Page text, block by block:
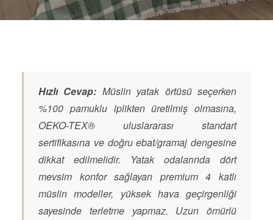
Hızlı Cevap: Müslin yatak örtüsü seçerken
%100 pamuklu iplikten üretilmiş olmasına,
OEKO-TEX® uluslararası standart
sertifikasına ve doğru ebat/gramaj dengesine
dikkat edilmelidir. Yatak odalarında dört
mevsim konfor sağlayan premium 4 katlı
müslin modeller, yüksek hava geçirgenliği
sayesinde terletme yapmaz. Uzun ömürlü